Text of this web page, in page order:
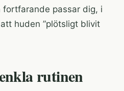
passar dig, i
huden ”plötsligt blivit
rutinen